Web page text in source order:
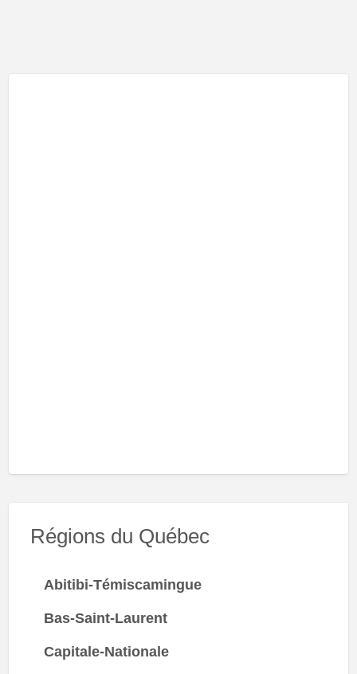
Régions du Québec
Abitibi-Témiscamingue
Bas-Saint-Laurent
Capitale-Nationale